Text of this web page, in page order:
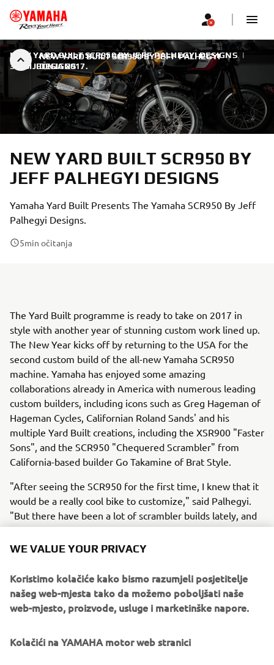
NEW YARD BUILT SCR950 BY JEFF PALHEGYI
DESIGNS
NEW YARD BUILT SCR950 BY JEFF PALHEGYI DESIGNS |
30. SIJEČNJA 2017.
NEW YARD BUILT SCR950 BY
JEFF PALHEGYI DESIGNS
Yamaha Yard Built Presents The Yamaha SCR950 By Jeff
Palhegyi Designs.
5min očitanja
The Yard Built programme is ready to take on 2017 in
style with another year of stunning custom work lined up.
The New Year kicks off by returning to the USA for the
second custom build of the all-new Yamaha SCR950
machine. Yamaha has enjoyed some amazing
collaborations already in America with numerous leading
custom builders, including icons such as Greg Hageman of
Hageman Cycles, Californian Roland Sands' and his
multiple Yard Built creations, including the XSR900 "Faster
Sons", and the SCR950 "Chequered Scrambler" from
California-based builder Go Takamine of Brat Style.
"After seeing the SCR950 for the first time, I knew that it
would be a really cool bike to customize," said Palhegyi.
"But there have been a lot of scrambler builds lately, and
we wanted to do something really different. It was during
the press introduction ride that I saw the Big Bear
became the inspiration for the build."
The finished project clearly pays homage to the Big Bear
Scrambler, with features like the inlaid Yamaha logo and
custom exhaust system with heat shields that harken back
WE VALUE YOUR PRIVACY
Koristimo kolačiće kako bismo razumjeli posjetitelje
našeg web-mjesta tako da možemo poboljšati naše
web-mjesto, proizvode, usluge i marketinške napore.
Kolačići na YAMAHA motor web stranici